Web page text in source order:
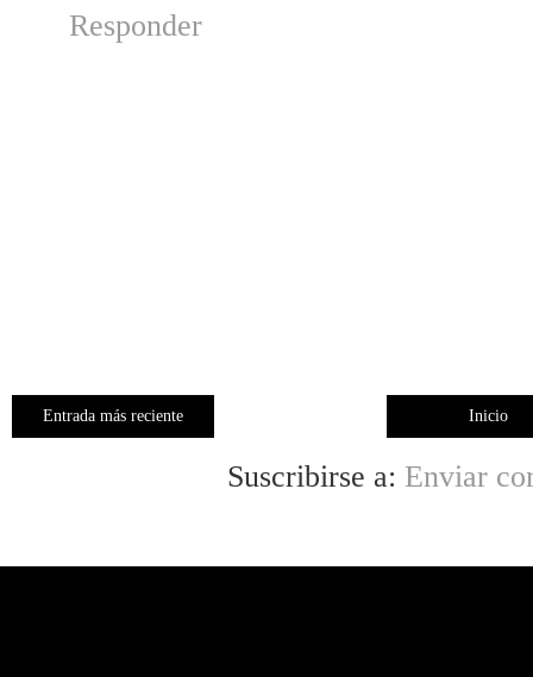
Responder
Entrada más reciente Inicio
Suscribirse a: Enviar